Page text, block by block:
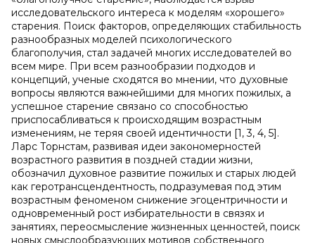
исследовательского интереса к моделям «хорошего»
старения. Поиск факторов, определяющих стабильность
разнообразных моделей психологического
благополучия, стал задачей многих исследователей во
всем мире. При всем разнообразии подходов и
концепций, ученые сходятся во мнении, что духовные
вопросы являются важнейшими для многих пожилых, а
успешное старение связано со способностью
приспосабливаться к происходящим возрастным
изменениям, не теряя своей идентичности [1, 3, 4, 5].
Ларс Торнстам, развивая идеи закономерностей
возрастного развития в поздней стадии жизни,
обозначил духовное развитие пожилых и старых людей
как геротрансцендентность, подразумевая под этим
возрастным феноменом снижение эгоцентричности и
одновременный рост избирательности в связях и
занятиях, переосмысление жизненных ценностей, поиск
новых смыслообразующих мотивов собственного